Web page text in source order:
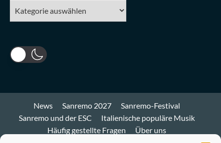
News Sanremo 2027
Sanremo-Festival
Sanremo und der ESC
Italienische populäre Musik
Häufig gestellte Fragen
Über uns